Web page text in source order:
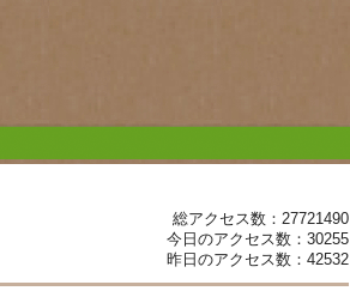
総アクセス数：27721490
今日のアクセス数：30255
昨日のアクセス数：42532